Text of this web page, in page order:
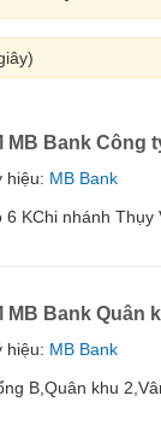
MB Bank Công
hiệu: MB Bank
6 KChi nhánh Thụy
MB Bank Quân
hiệu: MB Bank
B,Quân khu